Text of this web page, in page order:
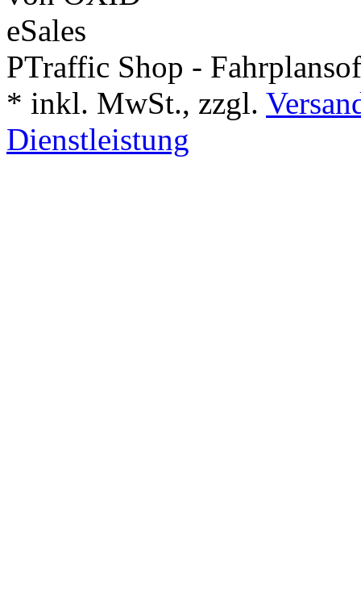
PTraffic Shop -
* inkl. MwSt., zzgl.
Dienstleistung